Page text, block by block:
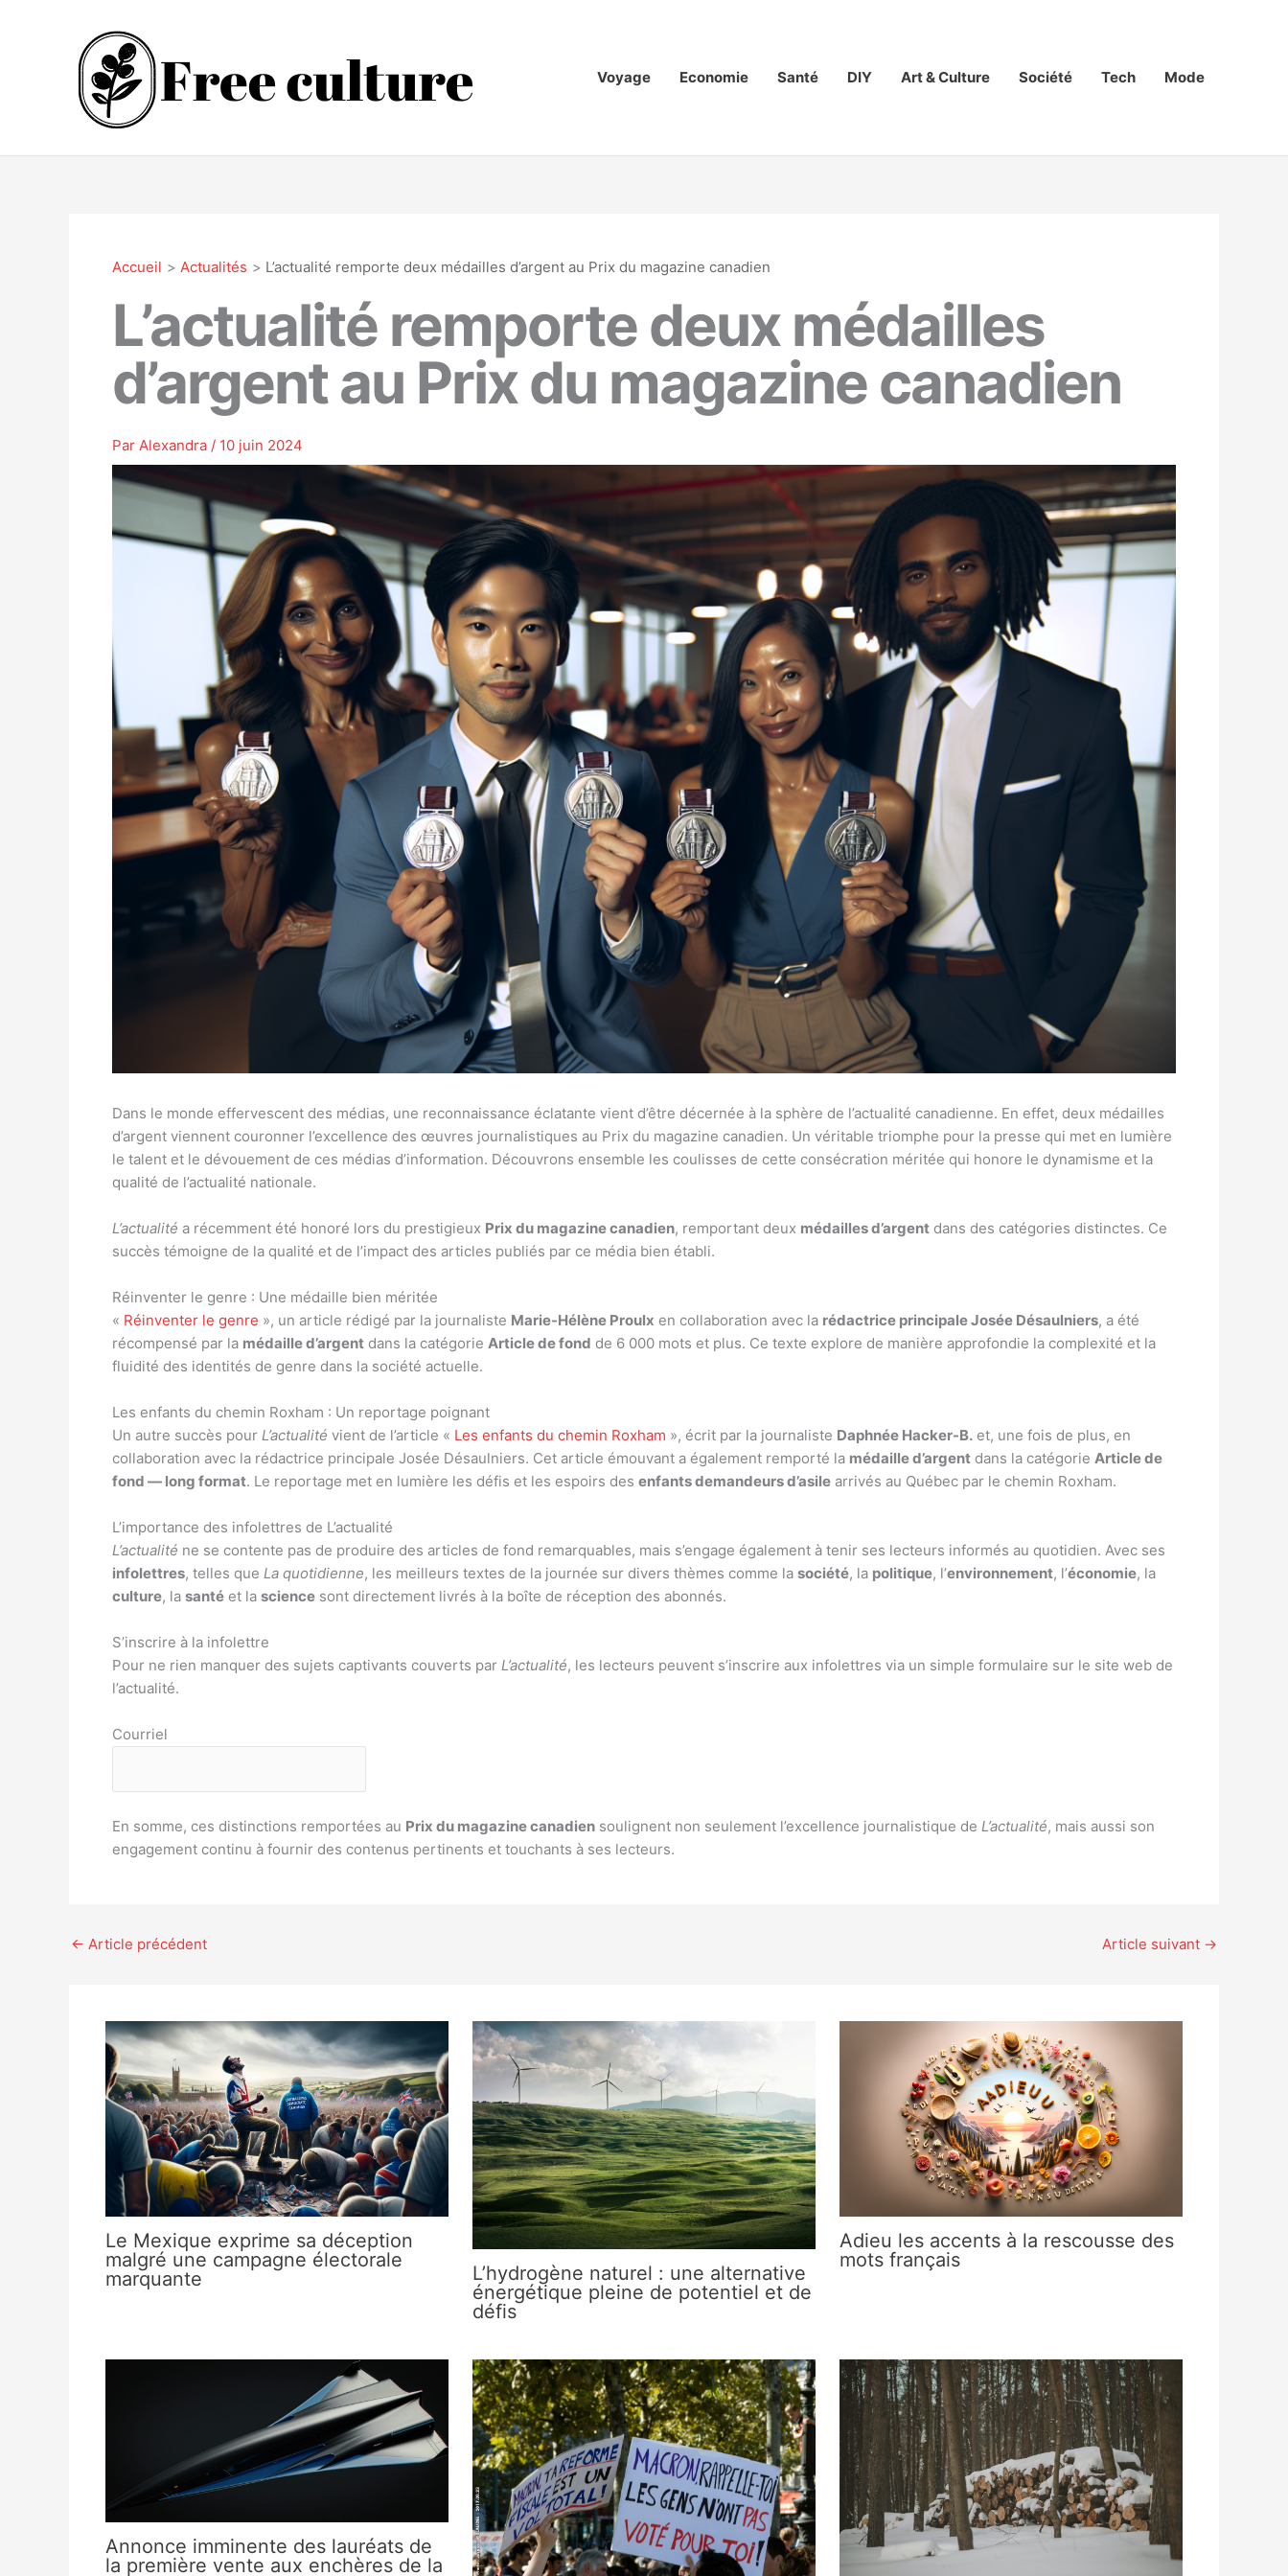
Voyage
Economie Santé DIY Art & Culture Société Tech Mode
Accueil Actualités L’actualité remporte deux médailles d’argent au Prix du magazine canadien
L’actualité remporte deux médailles
d’argent au Prix du magazine canadien
Par Alexandra / 10 juin 2024
Dans le monde effervescent des médias, une reconnaissance éclatante vient d’être décernée à la sphère de l’actualité canadienne. En effet, deux médailles
d’argent viennent couronner l’excellence des œuvres journalistiques au Prix du magazine canadien. Un véritable triomphe pour la presse qui met en lumière
le talent et le dévouement de ces médias d’information. Découvrons ensemble les coulisses de cette consécration méritée qui honore le dynamisme et la
qualité de l’actualité nationale.
L’actualité a récemment été honoré lors du prestigieux Prix du magazine canadien, remportant deux médailles d’argent dans des catégories distinctes. Ce
succès témoigne de la qualité et de l’impact des articles publiés par ce média bien établi.
Réinventer le genre : Une médaille bien méritée
« Réinventer le genre », un article rédigé par la journaliste Marie-Hélène Proulx en collaboration avec la rédactrice principale Josée Désaulniers, a été
récompensé par la médaille d’argent dans la catégorie Article de fond de 6 000 mots et plus. Ce texte explore de manière approfondie la complexité et la
fluidité des identités de genre dans la société actuelle.
Les enfants du chemin Roxham : Un reportage poignant
Un autre succès pour L’actualité vient de l’article « Les enfants du chemin Roxham », écrit par la journaliste Daphnée Hacker-B. et, une fois de plus, en
collaboration avec la rédactrice principale Josée Désaulniers. Cet article émouvant a également remporté la médaille d’argent dans la catégorie Article de
fond — long format. Le reportage met en lumière les défis et les espoirs des enfants demandeurs d’asile arrivés au Québec par le chemin Roxham.
L’importance des infolettres de L’actualité
L’actualité ne se contente pas de produire des articles de fond remarquables, mais s’engage également à tenir ses lecteurs informés au quotidien. Avec ses
infolettres, telles que La quotidienne, les meilleurs textes de la journée sur divers thèmes comme la société, la politique, l’environnement, l’économie, la
culture, la santé et la science sont directement livrés à la boîte de réception des abonnés.
S’inscrire à la infolettre
Pour ne rien manquer des sujets captivants couverts par L’actualité, les lecteurs peuvent s’inscrire aux infolettres via un simple formulaire sur le site web de
l’actualité.
Courriel
En somme, ces distinctions remportées au Prix du magazine canadien soulignent non seulement l’excellence journalistique de L’actualité, mais aussi son
engagement continu à fournir des contenus pertinents et touchants à ses lecteurs.
← Article précédent Article suivant →
Le Mexique exprime sa déception
malgré une campagne électorale
marquante
L’hydrogène naturel : une alternative
énergétique pleine de potentiel et de
défis
Adieu les accents à la rescousse des
mots français
Annonce imminente des lauréats de
la première vente aux enchères de la